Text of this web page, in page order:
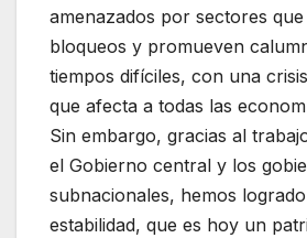
amenazados por sectores
bloqueos y promueven
tiempos difíciles, con una
que afecta a todas las
Sin embargo, gracias al
el Gobierno central y los
subnacionales, hemos
estabilidad, que es hoy un